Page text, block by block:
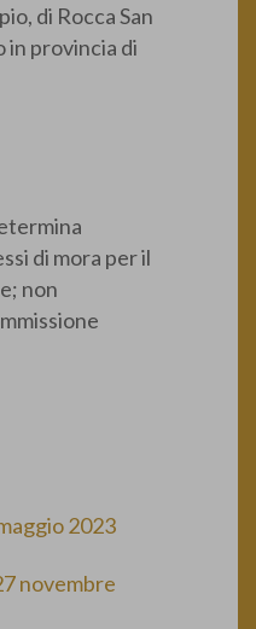
di Rocca San
in provincia di
di mora per il
non
2023
novembre